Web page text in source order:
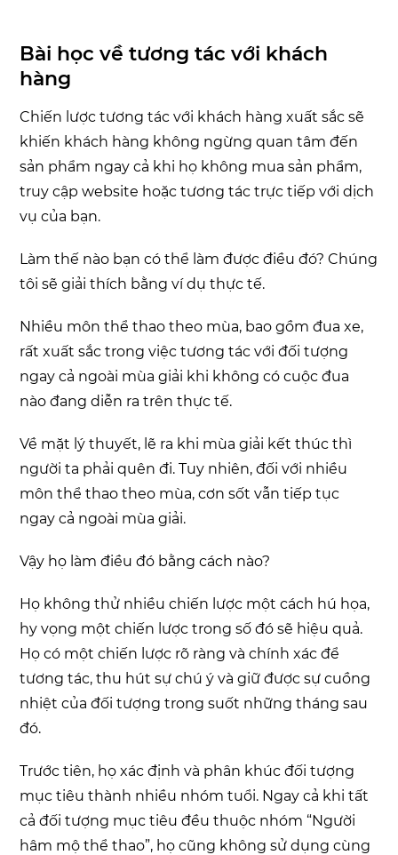
Bài học về tương tác với khách
hàng
Chiến lược tương tác với khách hàng xuất sắc sẽ
khiến khách hàng không ngừng quan tâm đến
sản phẩm ngay cả khi họ không mua sản phẩm,
truy cập website hoặc tương tác trực tiếp với dịch
vụ của bạn.
Làm thế nào bạn có thể làm được điều đó? Chúng
tôi sẽ giải thích bằng ví dụ thực tế.
Nhiều môn thể thao theo mùa, bao gồm đua xe,
rất xuất sắc trong việc tương tác với đối tượng
ngay cả ngoài mùa giải khi không có cuộc đua
nào đang diễn ra trên thực tế.
Về mặt lý thuyết, lẽ ra khi mùa giải kết thúc thì
người ta phải quên đi. Tuy nhiên, đối với nhiều
môn thể thao theo mùa, cơn sốt vẫn tiếp tục
ngay cả ngoài mùa giải.
Vậy họ làm điều đó bằng cách nào?
Họ không thử nhiều chiến lược một cách hú họa,
hy vọng một chiến lược trong số đó sẽ hiệu quả.
Họ có một chiến lược rõ ràng và chính xác để
tương tác, thu hút sự chú ý và giữ được sự cuồng
nhiệt của đối tượng trong suốt những tháng sau
đó.
Trước tiên, họ xác định và phân khúc đối tượng
mục tiêu thành nhiều nhóm tuổi. Ngay cả khi tất
cả đối tượng mục tiêu đều thuộc nhóm “Người
hâm mộ thể thao”, họ cũng không sử dụng cùng